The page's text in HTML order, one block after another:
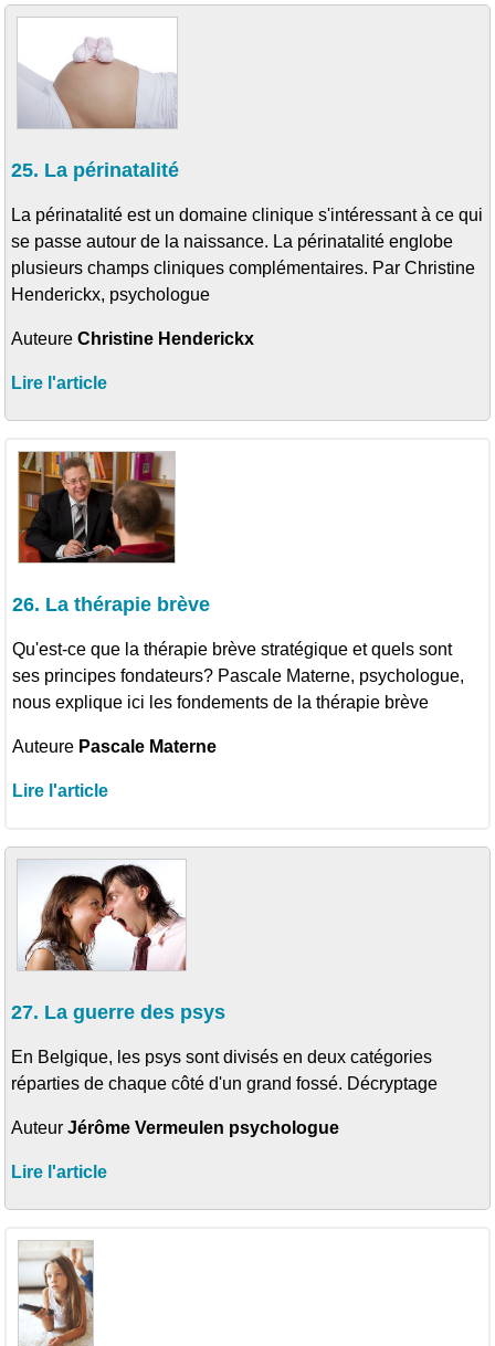
25. La périnatalité
La périnatalité est un domaine clinique s'intéressant à ce qui
se passe autour de la naissance. La périnatalité englobe
plusieurs champs cliniques complémentaires. Par Christine
Henderickx, psychologue
AuteureChristine Henderickx
Lire l'article
26. La thérapie brève
Qu'est-ce que la thérapie brève stratégique et quels sont
ses principes fondateurs? Pascale Materne, psychologue,
nous explique ici les fondements de la thérapie brève
Auteure Pascale Materne
Lire l'article
27. La guerre des psys
En Belgique, les psys sont divisés en deux catégories
réparties de chaque côté d'un grand fossé. Décryptage
AuteurJérôme Vermeulen psychologue
Lire l'article